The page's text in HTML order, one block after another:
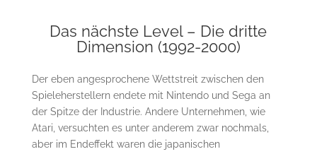
Das nächste Level – Die dritte
Dimension (1992-2000)
Der eben angesprochene Wettstreit zwischen den
Spieleherstellern endete mit Nintendo und Sega an
der Spitze der Industrie. Andere Unternehmen, wie
Atari, versuchten es unter anderem zwar nochmals,
aber im Endeffekt waren die japanischen